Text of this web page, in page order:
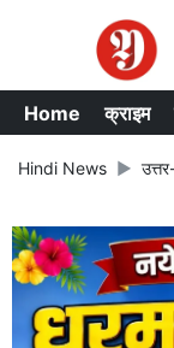
Home क्राइम
Hindi News